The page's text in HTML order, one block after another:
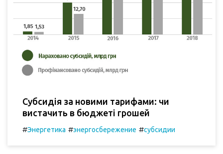
Субсидія за новими тарифами: чи
вистачить в бюджеті грошей
#Энергетика #энергосбережение #субсидии